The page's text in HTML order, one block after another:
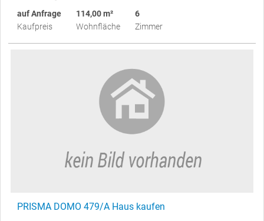
auf Anfrage
Kaufpreis
114,00 m²
Wohnfläche
6
Zimmer
PRISMA DOMO 479/A Haus kaufen